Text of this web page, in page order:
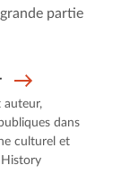
partie
auteur,
dans
culturel et